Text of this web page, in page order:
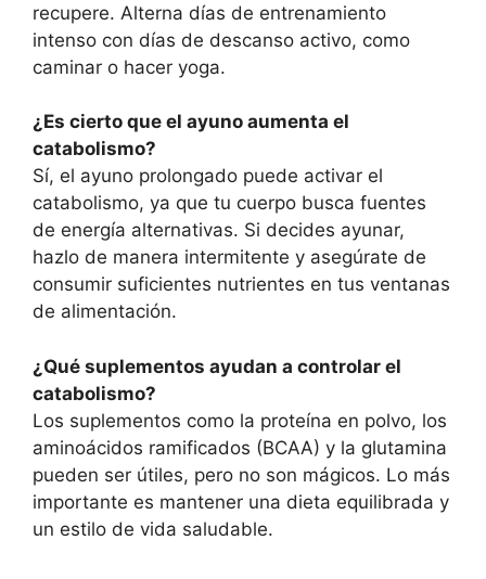
recupere. Alterna días de entrenamiento
intenso con días de descanso activo, como
caminar o hacer yoga.
¿Es cierto que el ayuno aumenta el
catabolismo?
Sí, el ayuno prolongado puede activar el
catabolismo, ya que tu cuerpo busca fuentes
de energía alternativas. Si decides ayunar,
hazlo de manera intermitente y asegúrate de
consumir suficientes nutrientes en tus ventanas
de alimentación.
¿Qué suplementos ayudan a controlar el
catabolismo?
Los suplementos como la proteína en polvo, los
aminoácidos ramificados (BCAA) y la glutamina
pueden ser útiles, pero no son mágicos. Lo más
importante es mantener una dieta equilibrada y
un estilo de vida saludable.